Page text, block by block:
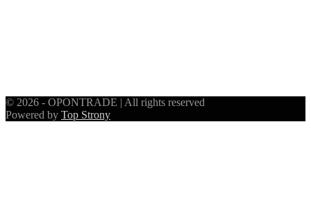
© 2026 - OPONTRADE | All rights reserved
Powered by Top Strony